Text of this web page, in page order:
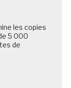
les copies
5 000
de